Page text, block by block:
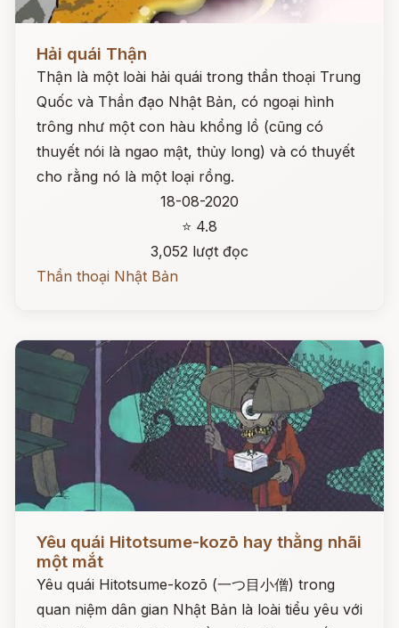
Hải quái Thận
Thận là một loài hải quái trong thần thoại Trung
Quốc và Thần đạo Nhật Bản, có ngoại hình
trông như một con hàu khổng lồ (cũng có
thuyết nói là ngao mật, thủy long) và có thuyết
cho rằng nó là một loại rồng.
18-08-2020
⭐ 4.8
3,052 lượt đọc
Thần thoại Nhật Bản
Yêu quái Hitotsume-kozō hay thằng nhãi
một mắt
Yêu quái Hitotsume-kozō (一つ目小僧) trong
quan niệm dân gian Nhật Bản là loài tiểu yêu với